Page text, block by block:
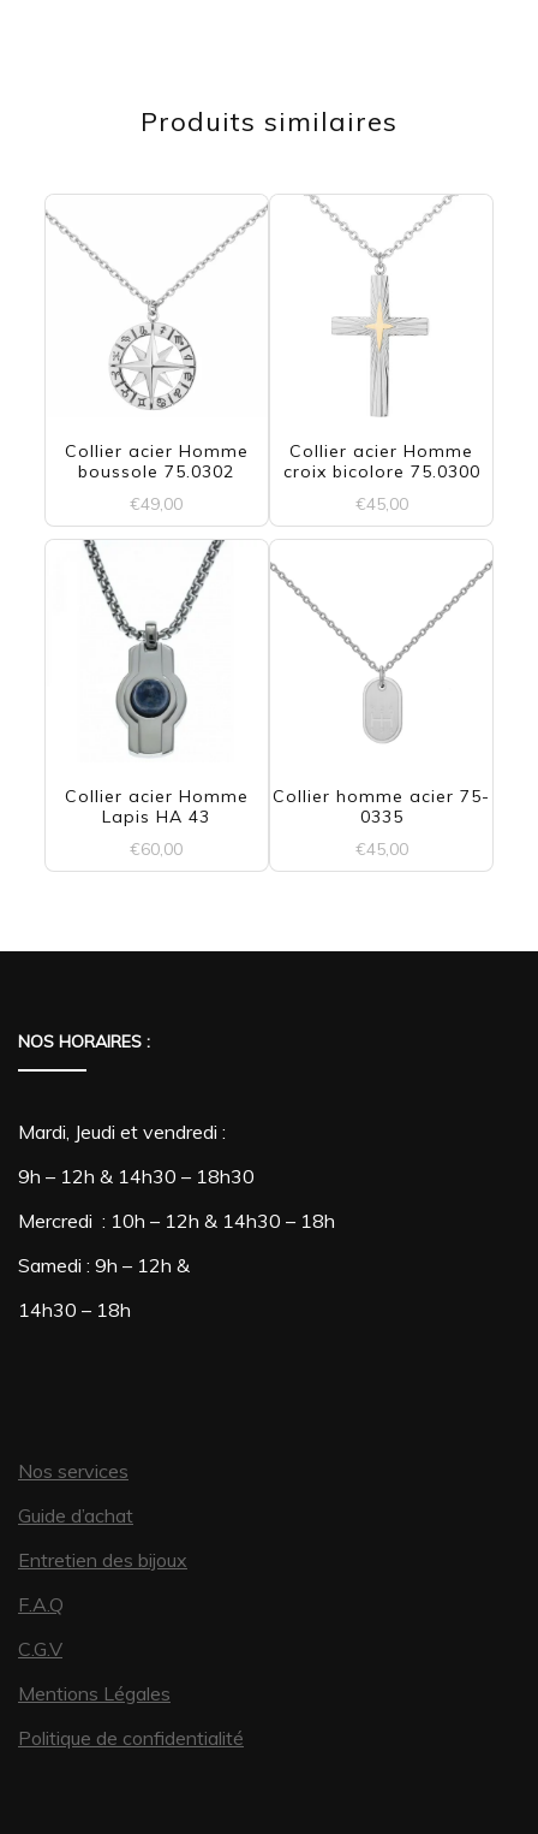
Produits similaires
Collier acier Homme
boussole 75.0302
€49,00
Collier acier Homme
croix bicolore 75.0300
€45,00
Collier acier Homme
Lapis HA 43
€60,00
Collier homme acier 75-
0335
€45,00
NOS HORAIRES :
Mardi, Jeudi et vendredi :
9h – 12h & 14h30 – 18h30
Mercredi : 10h – 12h & 14h30 – 18h
Samedi : 9h – 12h &
14h30 – 18h
Nos services
Guide d’achat
Entretien des bijoux
F.A.Q
C.G.V
Mentions Légales
Politique de confidentialité